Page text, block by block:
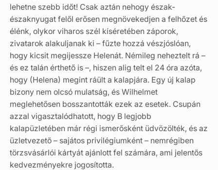
lehetne szebb időt! Csak aztán nehogy észak-
északnyugat felől erősen megnövekedjen a felhőzet és
élénk, olykor viharos szél kíséretében záporok,
zivatarok alakuljanak ki – fűzte hozzá vészjóslóan,
hogy kicsit megijessze Helenát. Némileg neheztelt rá –
és ez talán érthető is –, hiszen alig telt el 24 óra azóta,
hogy (Helena) megint ráült a kalapjára. Egy új kalap
bizony nem olcsó mulatság, és Wilhelmet
meglehetősen bosszantották ezek az esetek. Csupán
azzal vigasztalódhatott, hogy B legjobb
kalapüzletében már régi ismerősként üdvözölték, és az
üzletvezető – sajátos privilégiumként – nemrégiben
törzsvásárlói kártyát ajánlott fel számára, ami jelentős
kedvezményekre jogosította.